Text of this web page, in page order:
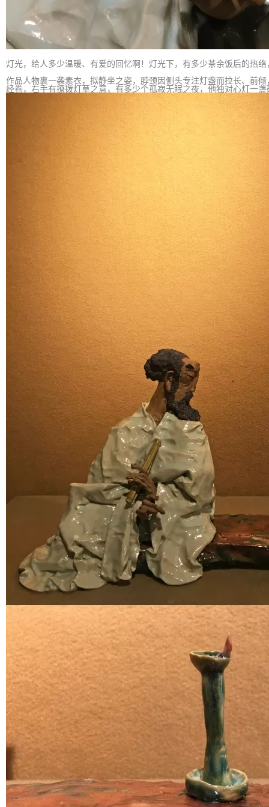
灯光，给人多少温暖、有爱的回忆啊！灯光下，有多少茶余饭后的
作品人物裹一袭素衣，拟静坐之姿，脖颈因侧头专注灯盏而拉长、前
经卷，右手有撩拨灯草之意，有多少个孤寂无眠之夜，他独对心灯一